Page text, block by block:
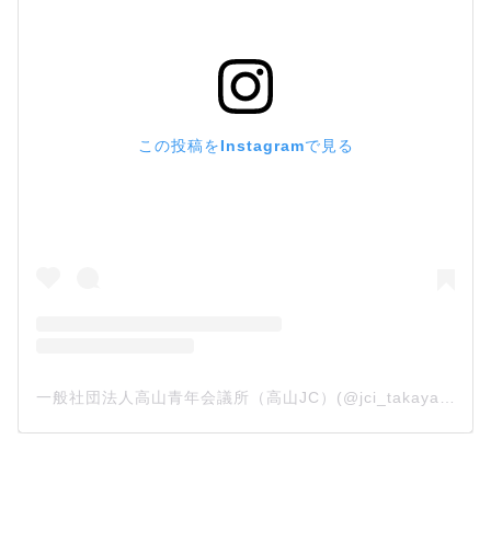
この投稿をInstagramで見る